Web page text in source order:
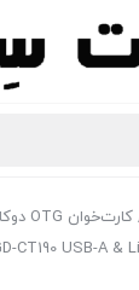
CT190 USB-A &